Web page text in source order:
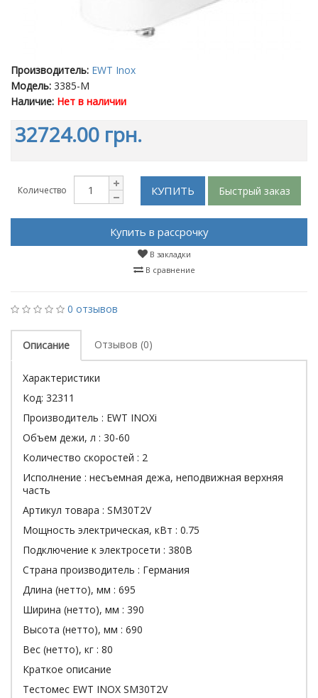
Производитель: EWT Inox
Модель: 3385-M
Наличие: Нет в наличии
32724.00 грн.
Количество КУПИТЬ Быстрый заказ
Купить в рассрочку
В закладки
В сравнение
0 отзывов
Описание Отзывов (0)
Характеристики
Код: 32311
Производитель : EWT INOXi
Объем дежи, л : 30-60
Количество скоростей : 2
Исполнение : несъемная дежа, неподвижная верхняя
часть
Артикул товара : SM30T2V
Мощность электрическая, кВт : 0.75
Подключение к электросети : 380В
Страна производитель : Германия
Длина (нетто), мм : 695
Ширина (нетто), мм : 390
Высота (нетто), мм : 690
Вес (нетто), кг : 80
Краткое описание
Тестомес EWT INOX SM30T2V